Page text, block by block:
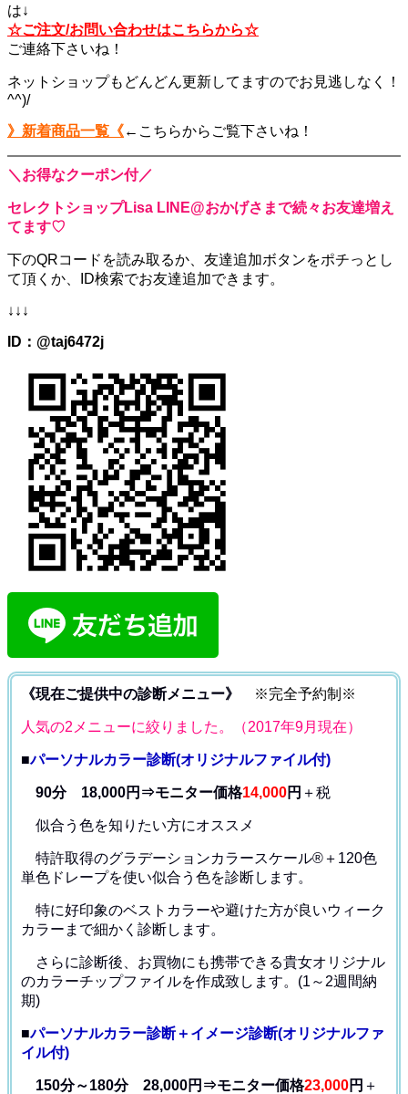
は↓
☆ご注文/お問い合わせはこちらから☆
ご連絡下さいね！
ネットショップもどんどん更新してますのでお見逃しなく！
^^)/
》新着商品一覧《←こちらからご覧下さいね！
＼お得なクーポン付／
セレクトショップLisa LINE@おかげさまで続々お友達増え
てます♡
下のQRコードを読み取るか、 友達追加ボタンをポチっとし
て頂くか、
ID検索でお友達追加できます。
↓↓↓
ID：@taj6472j
《現在ご提供中の診断メニュー》 ※完全予約制※
人気の2メニューに絞りました。（2017年9月現在）
■パーソナルカラー診断(オリジナルファイル付)
90分 18,000円⇒モニター価格14,000円 ＋税
似合う色を知りたい方にオススメ
特許取得のグラデーションカラースケール®＋120色
単色ドレープを使い似合う色を診断します。
特に好印象のベストカラーや避けた方が良いウィーク
カラー まで細かく診断します。
さらに診断後、お買物にも携帯できる貴女オリジナル
のカラーチップファイルを作成致します。(1～2週間納
期)
■パーソナルカラー診断＋イメージ診断(オリジナルファ
イル付)
150分～180分 28,000円⇒モニター価格23,000円 ＋